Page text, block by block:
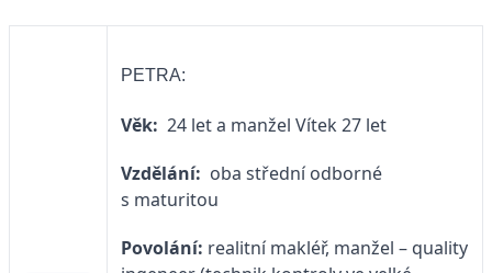
PETRA:
Věk: 24 let a manžel Vítek 27 let
Vzdělání: oba střední odborné
s maturitou
Povolání: realitní makléř, manžel – quality